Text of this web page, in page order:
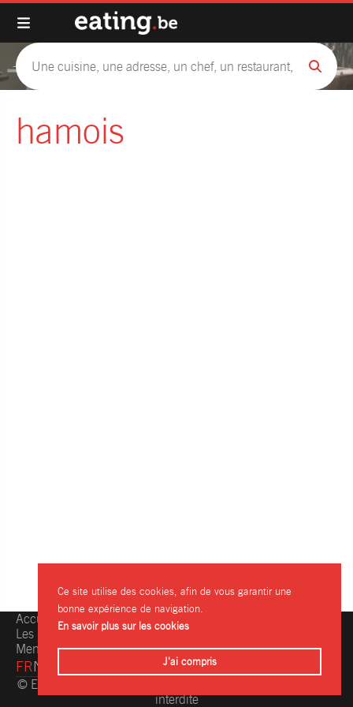
hamois
Accueil
Les restaurants
Mentions légales
Une question, une info ?
Contactez-nous
FRNL
© Eating.be 2004-2026 - Toute reproduction même partielle
interdite
Ce site utilise des cookies, afin de vous garantir une
bonne expérience de navigation.
En savoir plus sur les cookies
J'ai compris